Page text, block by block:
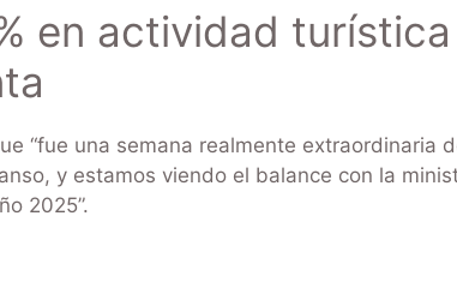
en actividad turística
“fue una semana realmente extraordinaria
y estamos viendo el balance con la
2025”.